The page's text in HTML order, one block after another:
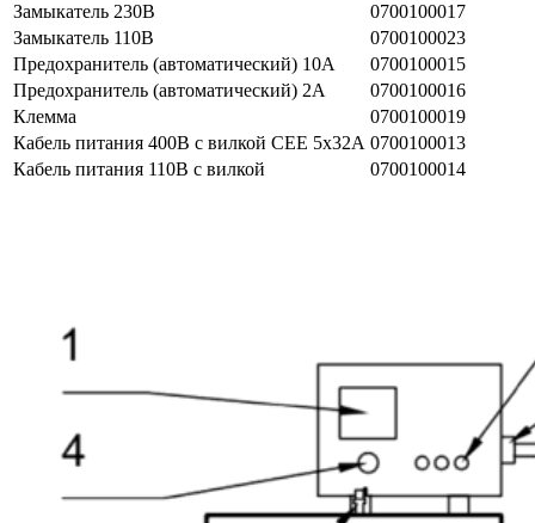
Замыкатель 230В
0700100017
Замыкатель 110В
0700100023
Предохранитель (автоматический) 10А
0700100015
Предохранитель (автоматический) 2А
0700100016
Клемма
0700100019
Кабель питания 400В с вилкой CEE 5x32А 0700100013
Кабель питания 110В с вилкой
0700100014